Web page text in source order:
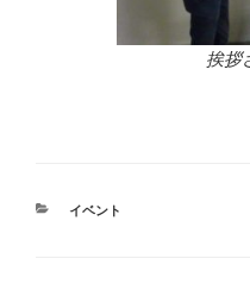
挨拶され
カ
イベント